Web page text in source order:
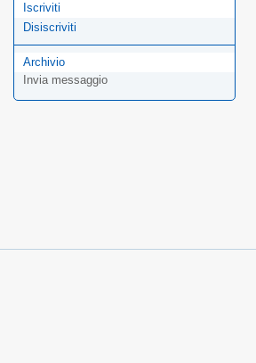
Iscriviti
Disiscriviti
Archivio
Invia messaggio